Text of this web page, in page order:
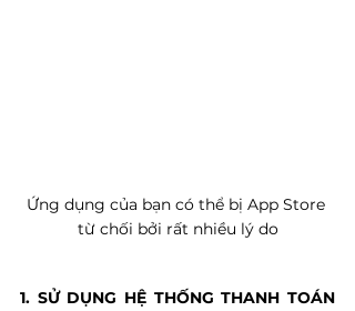
Ứng dụng của bạn có thể bị App Store
từ chối bởi rất nhiều lý do
1. SỬ DỤNG HỆ THỐNG THANH TOÁN